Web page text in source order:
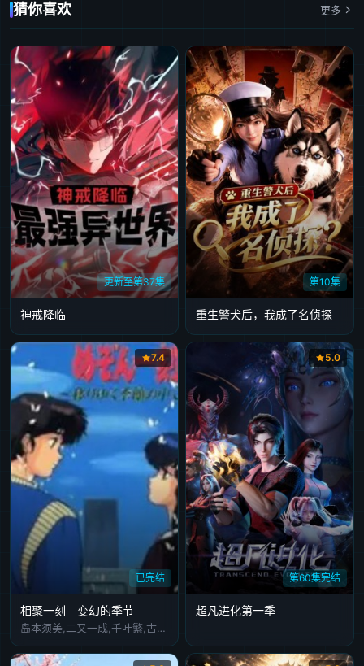
猜你喜欢 更多
更新至第37集
神戒降临
第10集
重生警犬后，我成了名侦探
已完结
7.4
相聚一刻 变幻的季节
岛本须美,二又一成,千叶繁,古川登志夫,神谷明,青木和代,富田耕生,林原惠美
第60集完结
5.0
超凡进化第一季